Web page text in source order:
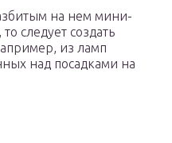
на нем мини-
следует создать
из ламп
над посадками на